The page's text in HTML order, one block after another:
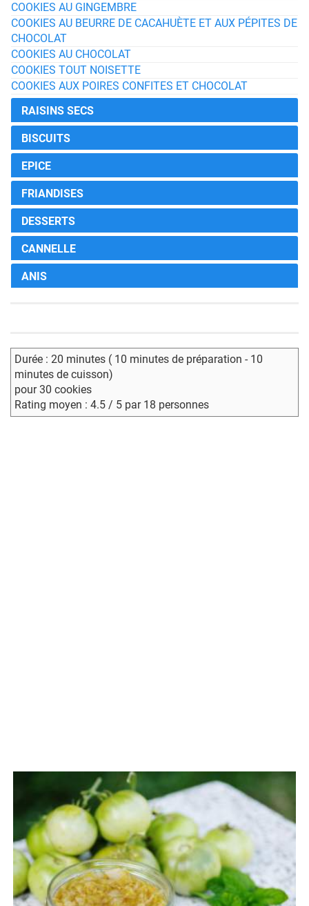
COOKIES AU GINGEMBRE
COOKIES AU BEURRE DE CACAHUÈTE ET AUX PÉPITES DE
CHOCOLAT
COOKIES AU CHOCOLAT
COOKIES TOUT NOISETTE
COOKIES AUX POIRES CONFITES ET CHOCOLAT
RAISINS SECS
BISCUITS
EPICE
FRIANDISES
DESSERTS
CANNELLE
ANIS
Durée : 20 minutes ( 10 minutes de préparation - 10
minutes de cuisson)
pour 30 cookies
Rating moyen : 4.5 / 5 par 18 personnes